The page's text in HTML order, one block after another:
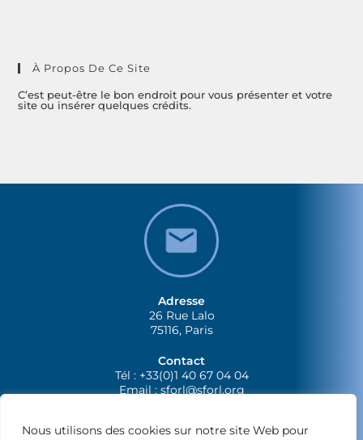
Nous utilisons des cookies sur notre site Web pour
À Propos De Ce Site
C’est peut-être le bon endroit pour vous présenter et votre
site ou insérer quelques crédits.
Adresse
26 Rue Lalo
75116, Paris
Contact
Tél : +33(0)1 40 67 04 04
Email :sforl@sforl.org